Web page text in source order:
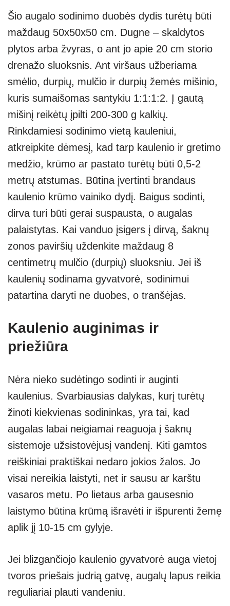
Šio augalo sodinimo duobės dydis turėtų būti
maždaug 50x50x50 cm. Dugne – skaldytos
plytos arba žvyras, o ant jo apie 20 cm storio
drenažo sluoksnis. Ant viršaus užberiama
smėlio, durpių, mulčio ir durpių žemės mišinio,
kuris sumaišomas santykiu 1:1:1:2. Į gautą
mišinį reikėtų įpilti 200-300 g kalkių.
Rinkdamiesi sodinimo vietą kauleniui,
atkreipkite dėmesį, kad tarp kaulenio ir gretimo
medžio, krūmo ar pastato turėtų būti 0,5-2
metrų atstumas. Būtina įvertinti brandaus
kaulenio krūmo vainiko dydį. Baigus sodinti,
dirva turi būti gerai suspausta, o augalas
palaistytas. Kai vanduo įsigers į dirvą, šaknų
zonos paviršių uždenkite maždaug 8
centimetrų mulčio (durpių) sluoksniu. Jei iš
kaulenių sodinama gyvatvorė, sodinimui
patartina daryti ne duobes, o tranšėjas.
Kaulenio auginimas ir
priežiūra
Nėra nieko sudėtingo sodinti ir auginti
kaulenius. Svarbiausias dalykas, kurį turėtų
žinoti kiekvienas sodininkas, yra tai, kad
augalas labai neigiamai reaguoja į šaknų
sistemoje užsistovėjusį vandenį. Kiti gamtos
reiškiniai praktiškai nedaro jokios žalos. Jo
visai nereikia laistyti, net ir sausu ar karštu
vasaros metu. Po lietaus arba gausesnio
laistymo būtina krūmą išravėti ir išpurenti žemę
aplik jį 10-15 cm gylyje.
Jei blizgančiojo kaulenio gyvatvorė auga vietoj
tvoros priešais judrią gatvę, augalų lapus reikia
reguliariai plauti vandeniu.